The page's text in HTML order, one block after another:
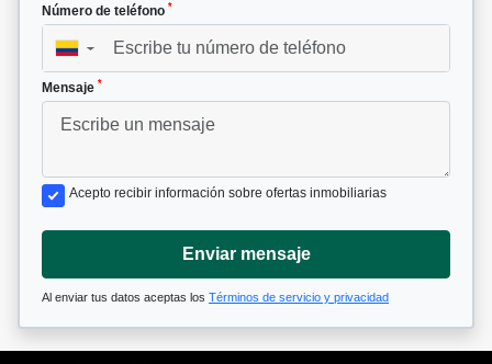
Número de teléfono *
▼
Mensaje *
Acepto recibir información sobre ofertas inmobiliarias
Enviar mensaje
Al enviar tus datos aceptas los Términos de servicio y privacidad